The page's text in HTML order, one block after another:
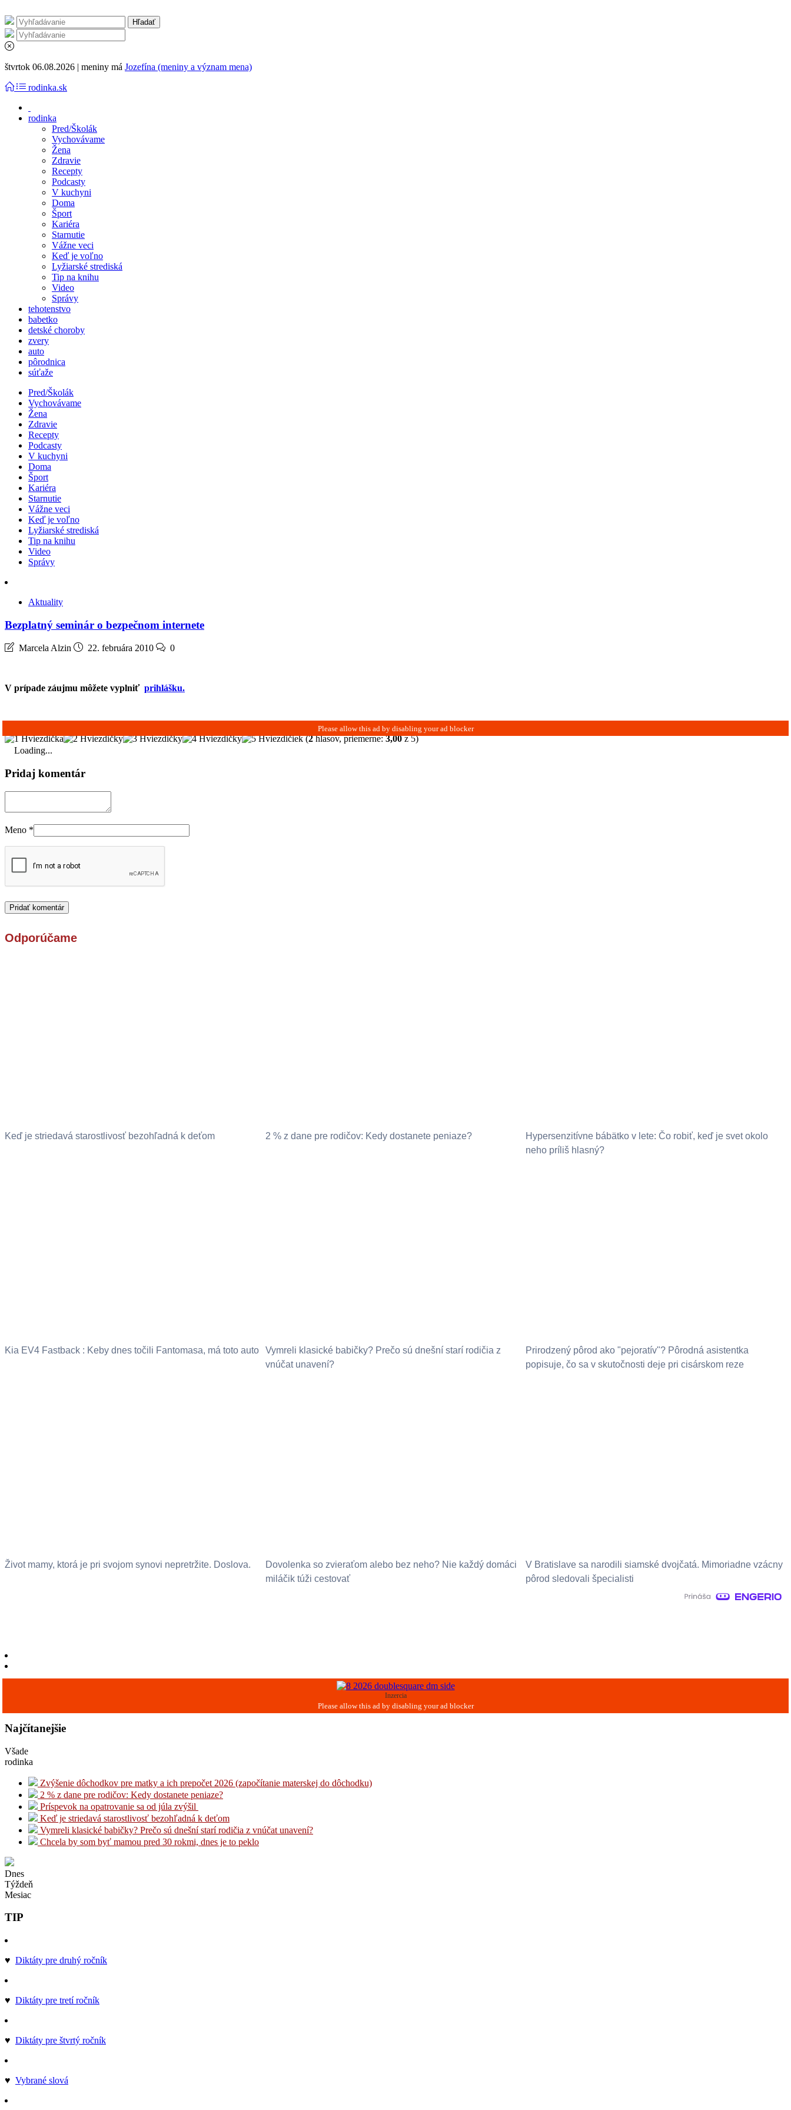
štvrtok 06.08.2026 | meniny má Jozefína (meniny a význam mena)
rodinka.sk
rodinka
Pred/Školák
Vychovávame
Žena
Zdravie
Recepty
Podcasty
V kuchyni
Doma
Šport
Kariéra
Starnutie
Vážne veci
Keď je voľno
Lyžiarské strediská
Tip na knihu
Video
Správy
tehotenstvo
babetko
detské choroby
zvery
auto
pôrodnica
súťaže
Pred/Školák
Vychovávame
Žena
Zdravie
Recepty
Podcasty
V kuchyni
Doma
Šport
Kariéra
Starnutie
Vážne veci
Keď je voľno
Lyžiarské strediská
Tip na knihu
Video
Správy
Aktuality
Bezplatný seminár o bezpečnom internete
Marcela Alzin 22. februára 2010 0
V prípade záujmu môžete vyplniť prihlášku.
(2hlasov, priemerne:3,00z 5)
Loading...
Pridaj komentár
Meno *
Odporúčame
Keď je striedavá starostlivosť bezohľadná k deťom 2 % z dane pre rodičov: Kedy dostanete peniaze?
Hypersenzitívne bábätko v lete: Čo robiť, keď je svet okolo
neho príliš hlasný?
Kia EV4 Fastback : Keby dnes točili Fantomasa, má toto auto
Vymreli klasické babičky? Prečo sú dnešní starí rodičia z
vnúčat unavení?
Prirodzený pôrod ako "pejoratív"? Pôrodná asistentka
popisuje, čo sa v skutočnosti deje pri cisárskom reze
Život mamy, ktorá je pri svojom synovi nepretržite. Doslova.
Dovolenka so zvieraťom alebo bez neho? Nie každý domáci
miláčik túži cestovať
V Bratislave sa narodili siamské dvojčatá. Mimoriadne vzácny
pôrod sledovali špecialisti
Inzercia
Najčítanejšie
Všade
rodinka
Zvýšenie dôchodkov pre matky a ich prepočet 2026 (započítanie materskej do dôchodku)
2 % z dane pre rodičov: Kedy dostanete peniaze?
Príspevok na opatrovanie sa od júla zvýšil
Keď je striedavá starostlivosť bezohľadná k deťom
Vymreli klasické babičky? Prečo sú dnešní starí rodičia z vnúčat unavení?
Chcela by som byť mamou pred 30 rokmi, dnes je to peklo
Dnes
Týždeň
Mesiac
TIP
♥ Diktáty pre druhý ročník
♥ Diktáty pre tretí ročník
♥ Diktáty pre štvrtý ročník
♥ Vybrané slová